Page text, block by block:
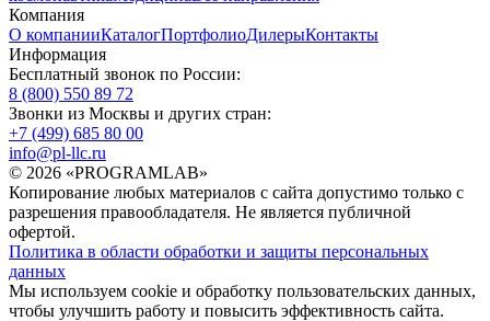
Компания
О компанииКаталогПортфолиоДилерыКонтакты
Информация
Бесплатный звонок по России:
8 (800) 550 89 72
Звонки из Москвы и других стран:
+7 (499) 685 80 00
info@pl-llc.ru
© 2026 «PROGRAMLAB»
Копирование любых материалов с сайта допустимо только с
разрешения правообладателя. Не является публичной
офертой.
Политика в области обработки и защиты персональных
данных
Мы используем cookie и обработку пользовательских данных,
чтобы улучшить работу и повысить эффективность сайта.